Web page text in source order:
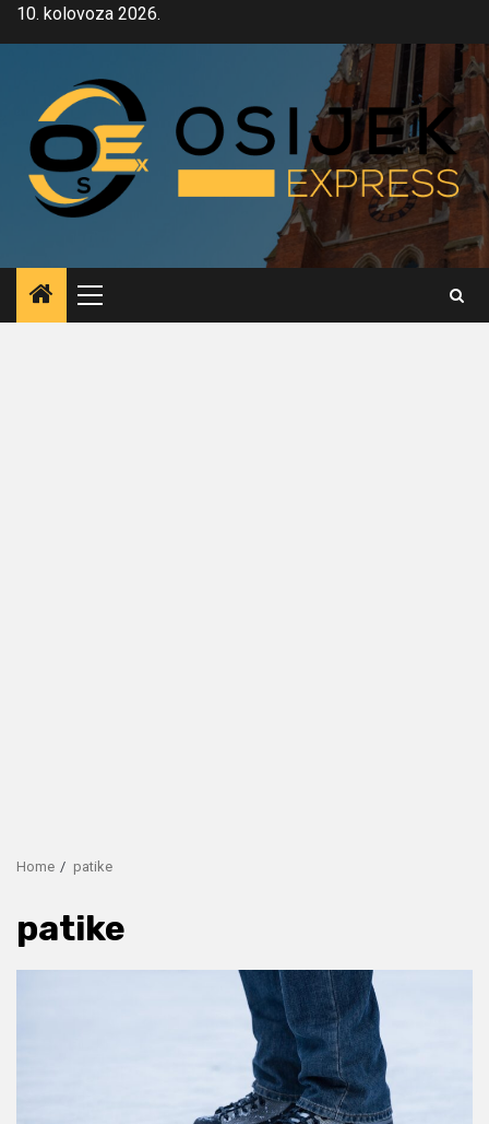
Skip10. kolovoza 2026.
Primary
Menu
Home patike
patike